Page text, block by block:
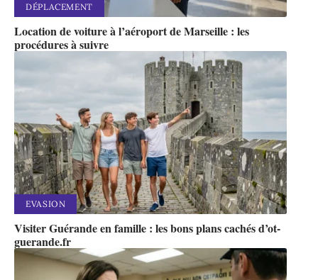
DÉPLACEMENT
Location de voiture à l’aéroport de Marseille : les
procédures à suivre
EVASION
Visiter Guérande en famille : les bons plans cachés d’ot-
guerande.fr